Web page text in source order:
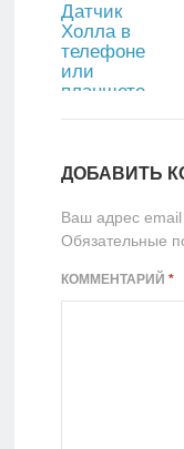
Датчик
Холла в
телефоне
или
планшете –
ДОБАВИТЬ
Ваш адрес email
Обязательные
КОММЕНТАРИЙ *